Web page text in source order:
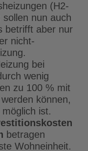
(H2-
nun auch
betrifft aber nur
nicht-
bei
wenig
zu 100 % mit
können,
ist.
betragen
Wohneinheit.